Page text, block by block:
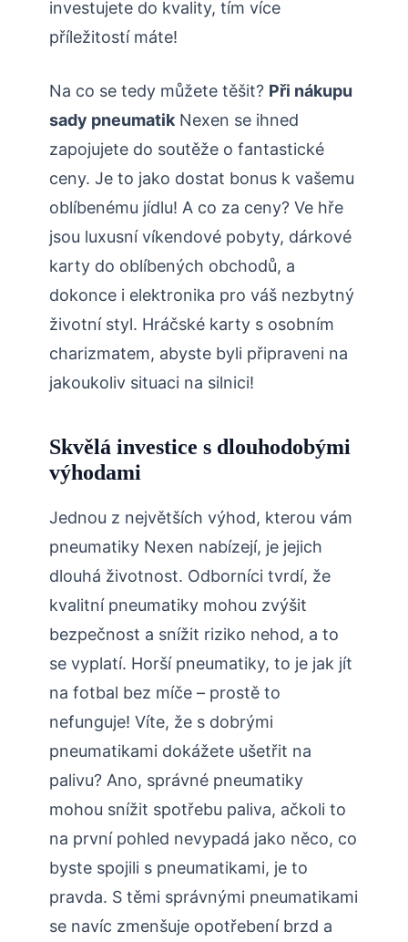
investujete do kvality, tím více
příležitostí máte!
Na co se tedy můžete těšit? Při nákupu
sady pneumatik Nexen se ihned
zapojujete do soutěže o fantastické
ceny. Je to jako dostat bonus k vašemu
oblíbenému jídlu! A co za ceny? Ve hře
jsou luxusní víkendové pobyty, dárkové
karty do oblíbených obchodů, a
dokonce i elektronika pro váš nezbytný
životní styl. Hráčské karty s osobním
charizmatem, abyste byli připraveni na
jakoukoliv situaci na silnici!
Skvělá investice s dlouhodobými
výhodami
Jednou z největších výhod, kterou vám
pneumatiky Nexen nabízejí, je jejich
dlouhá životnost. Odborníci tvrdí, že
kvalitní pneumatiky mohou zvýšit
bezpečnost a snížit riziko nehod, a to
se vyplatí. Horší pneumatiky, to je jak jít
na fotbal bez míče – prostě to
nefunguje! Víte, že s dobrými
pneumatikami dokážete ušetřit na
palivu? Ano, správné pneumatiky
mohou snížit spotřebu paliva, ačkoli to
na první pohled nevypadá jako něco, co
byste spojili s pneumatikami, je to
pravda. S těmi správnými pneumatikami
se navíc zmenšuje opotřebení brzd a